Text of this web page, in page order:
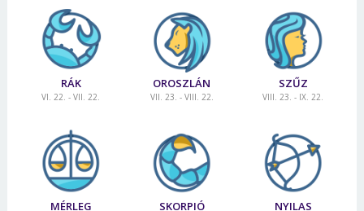
RÁK
VI. 22. - VII. 22.
OROSZLÁN
VII. 23. - VIII. 22.
SZŰZ
VIII. 23. - IX. 22.
MÉRLEG SKORPIÓ NYILAS